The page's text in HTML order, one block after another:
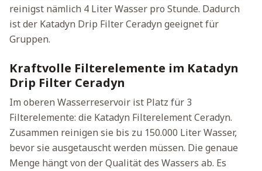
reinigst nämlich 4 Liter Wasser pro Stunde. Dadurch
ist der Katadyn Drip Filter Ceradyn geeignet für
Gruppen.
Kraftvolle Filterelemente im Katadyn
Drip Filter Ceradyn
Im oberen Wasserreservoir ist Platz für 3
Filterelemente: die Katadyn Filterelement Ceradyn.
Zusammen reinigen sie bis zu 150.000 Liter Wasser,
bevor sie ausgetauscht werden müssen. Die genaue
Menge hängt von der Qualität des Wassers ab. Es